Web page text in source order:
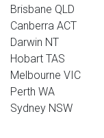
Brisbane QLD
Canberra ACT
Darwin NT
Hobart TAS
Melbourne VIC
Perth WA
Sydney NSW